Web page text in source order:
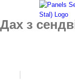
content
Дах з